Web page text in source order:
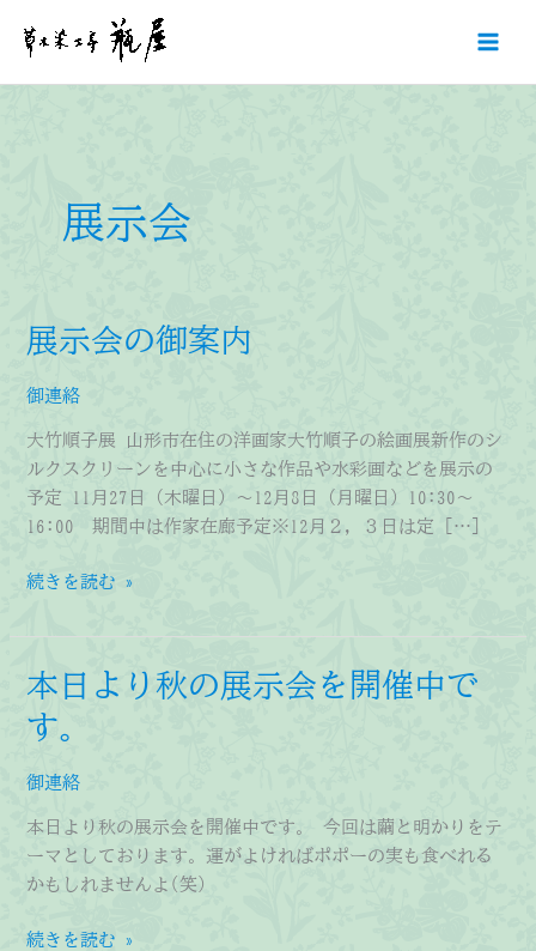
展示会
展示会の御案内
御連絡
大竹順子展 山形市在住の洋画家大竹順子の絵画展新作のシ
ルクスクリーンを中心に小さな作品や水彩画などを展示の
予定 11月27日（木曜日）～12月8日（月曜日）10:30～
16:00 期間中は作家在廊予定※12月２，３日は定 […]
展
会
御
案
続きを読む »
本日より秋の展示会を開催中で
す。
御連絡
本日より秋の展示会を開催中です。 今回は繭と明かりをテ
ーマとしております。運がよければポポーの実も食べれる
かもしれませんよ(笑)
本
続きを読む »